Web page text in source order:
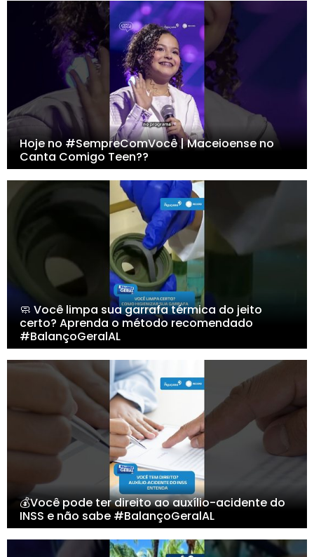
Hoje no #SempreComVocê | Maceioense no
Canta Comigo Teen??
🧼 Você limpa sua garrafa térmica do jeito
certo? Aprenda o método recomendado
#BalançoGeralAL
💰Você pode ter direito ao auxílio-acidente do
INSS e não sabe #BalançoGeralAL